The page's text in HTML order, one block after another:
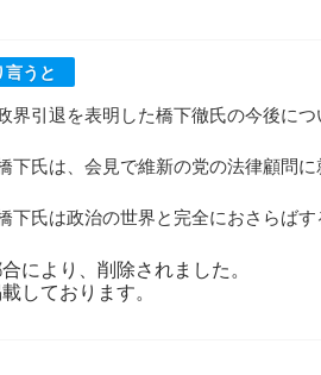
言うと
界引退を表明した橋下徹氏の今後につ
下氏は、会見で維新の党の法律顧問
下氏は政治の世界と完全におさらば
により、削除されました。
しております。